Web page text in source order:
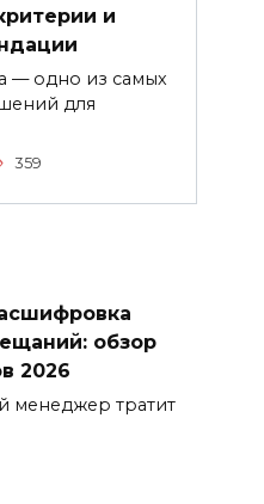
и
— одно из самых
для
359
обзор
2026
менеджер тратит